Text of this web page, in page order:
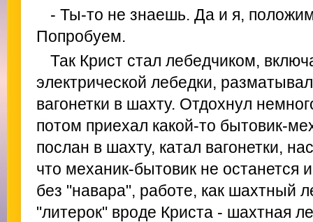
- Ты-то не знаешь. Да и я,
Попробуем.
Так Крист стал лебедчиком,
электрической лебедки,
вагонетки в шахту. Отдохнул
потом приехал какой-то бытовик-
послан в шахту, катал вагонетки,
что механик-бытовик не останется
без "навара", работе, как шахтный
"литерок" вроде Криста - шахтная